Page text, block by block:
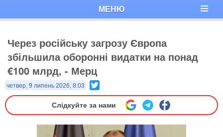
МЕНЮ
Через російську загрозу Європа
збільшила оборонні видатки на понад
€100 млрд, - Мерц
четвер, 9 липень 2026, 8:03
Слідкуйте за нами